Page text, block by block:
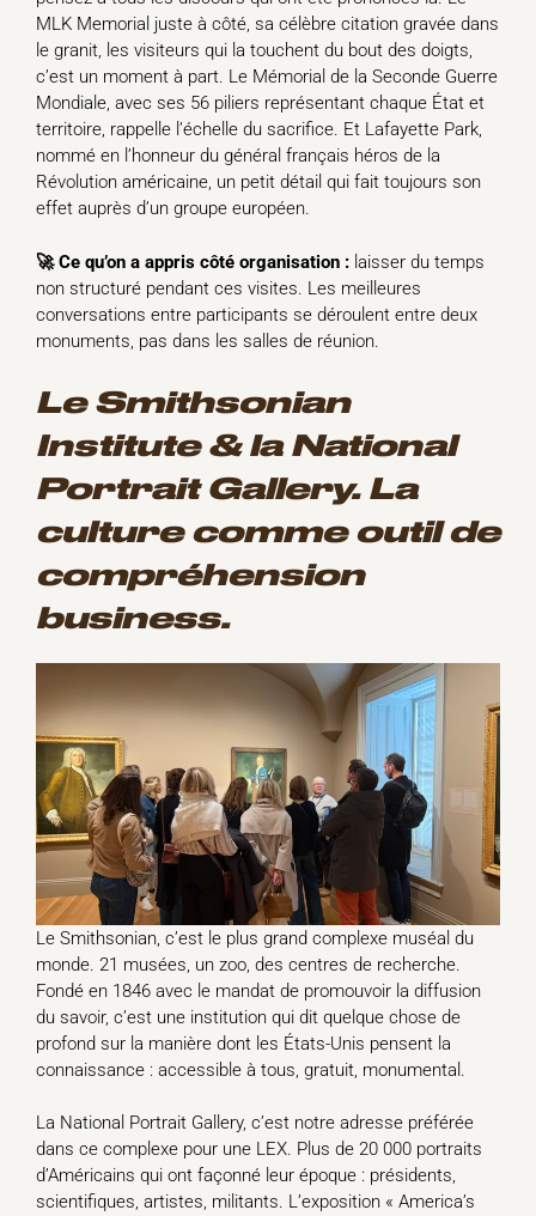
MLK Memorial juste à côté, sa célèbre citation gravée dans
le granit, les visiteurs qui la touchent du bout des doigts,
c’est un moment à part. Le Mémorial de la Seconde Guerre
Mondiale, avec ses 56 piliers représentant chaque État et
territoire, rappelle l’échelle du sacrifice. Et Lafayette Park,
nommé en l’honneur du général français héros de la
Révolution américaine, un petit détail qui fait toujours son
effet auprès d’un groupe européen.
🚀 Ce qu’on a appris côté organisation : laisser du temps
non structuré pendant ces visites. Les meilleures
conversations entre participants se déroulent entre deux
monuments, pas dans les salles de réunion.
Le Smithsonian
Institute & la National
Portrait Gallery. La
culture comme outil de
compréhension
business.
Le Smithsonian, c’est le plus grand complexe muséal du
monde. 21 musées, un zoo, des centres de recherche.
Fondé en 1846 avec le mandat de promouvoir la diffusion
du savoir, c’est une institution qui dit quelque chose de
profond sur la manière dont les États-Unis pensent la
connaissance : accessible à tous, gratuit, monumental.
La National Portrait Gallery, c’est notre adresse préférée
dans ce complexe pour une LEX. Plus de 20 000 portraits
d’Américains qui ont façonné leur époque : présidents,
scientifiques, artistes, militants. L’exposition « America’s